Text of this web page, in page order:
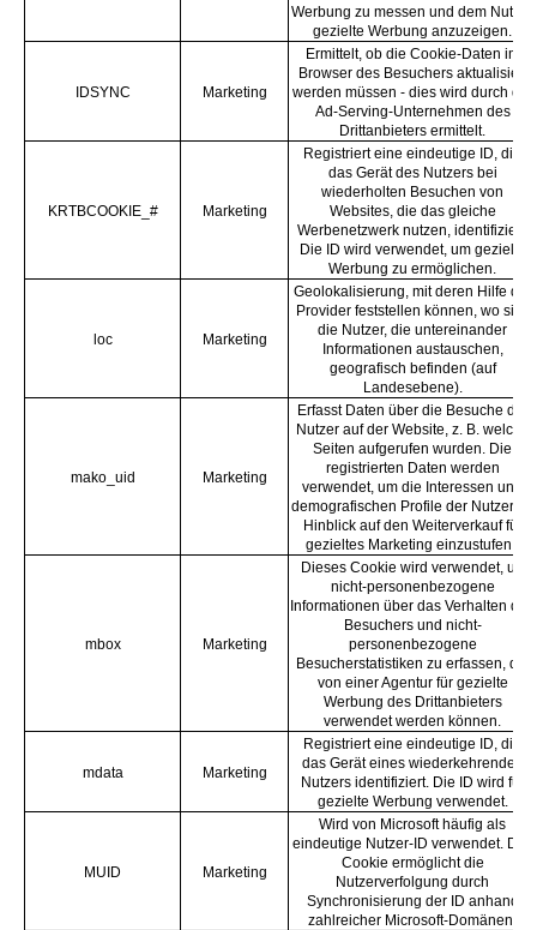
Werbung zu messen und dem Nutzer
gezielte Werbung anzuzeigen.
IDSYNC Marketing
Ermittelt, ob die Cookie-Daten im
Browser des Besuchers aktualisiert
werden müssen - dies wird durch die
Ad-Serving-Unternehmen des
Drittanbieters ermittelt.
KRTBCOOKIE_# Marketing
Registriert eine eindeutige ID, die
das Gerät des Nutzers bei
wiederholten Besuchen von
Websites, die das gleiche
Werbenetzwerk nutzen, identifiziert.
Die ID wird verwendet, um gezielte
Werbung zu ermöglichen.
loc Marketing
Geolokalisierung, mit deren Hilfe die
Provider feststellen können, wo sich
die Nutzer, die untereinander
Informationen austauschen,
geografisch befinden (auf
Landesebene).
mako_uid Marketing
Erfasst Daten über die Besuche der
Nutzer auf der Website, z. B. welche
Seiten aufgerufen wurden. Die
registrierten Daten werden
verwendet, um die Interessen und
demografischen Profile der Nutzer im
Hinblick auf den Weiterverkauf für
gezieltes Marketing einzustufen.
mbox Marketing
Dieses Cookie wird verwendet, um
nicht-personenbezogene
Informationen über das Verhalten des
Besuchers und nicht-
personenbezogene
Besucherstatistiken zu erfassen, die
von einer Agentur für gezielte
Werbung des Drittanbieters
verwendet werden können.
mdata Marketing
Registriert eine eindeutige ID, die
das Gerät eines wiederkehrenden
Nutzers identifiziert. Die ID wird für
gezielte Werbung verwendet.
MUID Marketing
Wird von Microsoft häufig als
eindeutige Nutzer-ID verwendet. Das
Cookie ermöglicht die
Nutzerverfolgung durch
Synchronisierung der ID anhand
zahlreicher Microsoft-Domänen.